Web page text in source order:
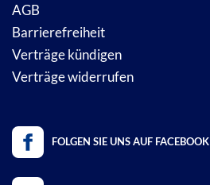
AGB
Barrierefreiheit
Verträge kündigen
Verträge widerrufen
FOLGEN SIE UNS AUF FACEBOOK